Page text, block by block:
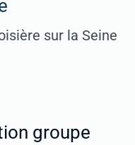
sur la Seine
groupe